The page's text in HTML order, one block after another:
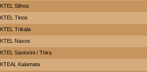
KTEL Sifnos
KTEL Tinos
ΚΤΕL Τrikala
KTEL Naxos
KTEL Santorini / Thira
KTEAL Kalamata